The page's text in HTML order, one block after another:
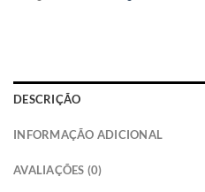
DESCRIÇÃO
INFORMAÇÃO ADICIONAL
AVALIAÇÕES (0)